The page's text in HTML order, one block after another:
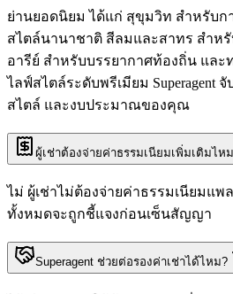
ย่านยอดนิยม ได้แก่ สุขุมวิท สำหรับก
สไตล์นานาชาติ สีลมและสาทร สำห
อารีย์ สำหรับบรรยากาศท้องถิ่น และ
ไลฟ์สไตล์ระดับพรีเมียม Superagent
สไตล์ และงบประมาณของคุณ
ผู้เช่าต้องจ่ายค่าธรรมเนียมเพิ่มเติมไห
ไม่ ผู้เช่าไม่ต้องจ่ายค่าธรรมเนียมแพ
ทั้งหมดจะถูกชี้แจงก่อนเซ็นสัญญา
Superagent ช่วยต่อรองค่าเช่าได้ไหม?